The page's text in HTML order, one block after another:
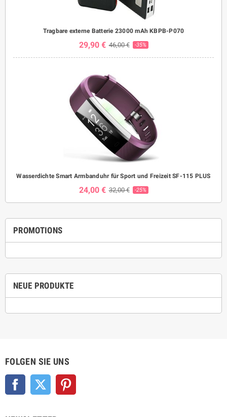
Tragbare externe Batterie 23000 mAh KBPB-P070
29,90 € 46,00 € -35%
Wasserdichte Smart Armbanduhr für Sport und Freizeit SF-115 PLUS
24,00 € 32,00 € -25%
PROMOTIONS
NEUE PRODUKTE
FOLGEN SIE UNS
Facebook Twitter